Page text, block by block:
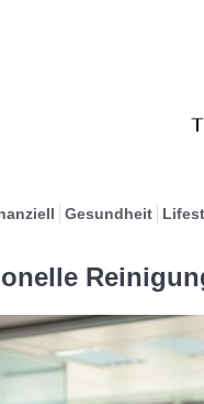
Gesundheit